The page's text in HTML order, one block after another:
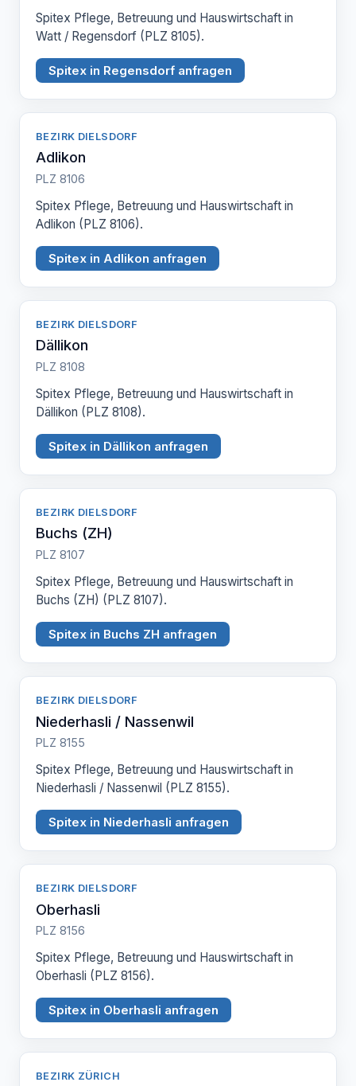
Spitex Pflege, Betreuung und Hauswirtschaft in
Watt / Regensdorf (PLZ 8105).
Spitex in Regensdorf anfragen
BEZIRK DIELSDORF
Adlikon
PLZ 8106
Spitex Pflege, Betreuung und Hauswirtschaft in
Adlikon (PLZ 8106).
Spitex in Adlikon anfragen
BEZIRK DIELSDORF
Dällikon
PLZ 8108
Spitex Pflege, Betreuung und Hauswirtschaft in
Dällikon (PLZ 8108).
Spitex in Dällikon anfragen
BEZIRK DIELSDORF
Buchs (ZH)
PLZ 8107
Spitex Pflege, Betreuung und Hauswirtschaft in
Buchs (ZH) (PLZ 8107).
Spitex in Buchs ZH anfragen
BEZIRK DIELSDORF
Niederhasli / Nassenwil
PLZ 8155
Spitex Pflege, Betreuung und Hauswirtschaft in
Niederhasli / Nassenwil (PLZ 8155).
Spitex in Niederhasli anfragen
BEZIRK DIELSDORF
Oberhasli
PLZ 8156
Spitex Pflege, Betreuung und Hauswirtschaft in
Oberhasli (PLZ 8156).
Spitex in Oberhasli anfragen
BEZIRK ZÜRICH